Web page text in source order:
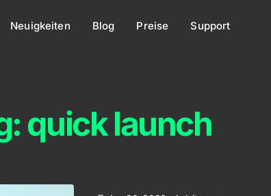
Neuigkeiten Blog Preise Support
quick launch